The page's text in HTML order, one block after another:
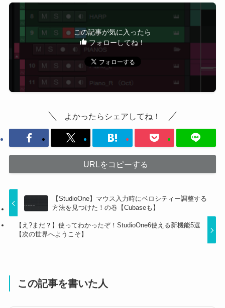
この記事が気に入ったら
フォローしてね！
よかったらシェアしてね！
URLをコピーする
【StudioOne】マウス入力時にベロシティー調整する
方法を見つけた！の巻【Cubaseも】
【え?まだ？】使ってわかったぞ！StudioOne6使える新機能5選
【次の世界へようこそ】
この記事を書いた人